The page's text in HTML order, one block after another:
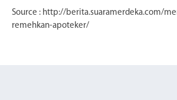
Source : http://berita.suaramerdeka.com/
remehkan-apoteker/